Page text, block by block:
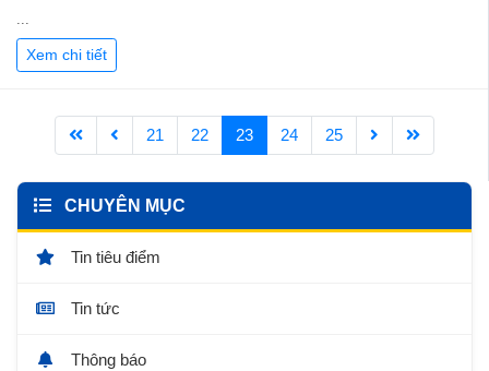
...
Xem chi tiết
21 22 23 24 25
CHUYÊN MỤC
Tin tiêu điểm
Tin tức
Thông báo